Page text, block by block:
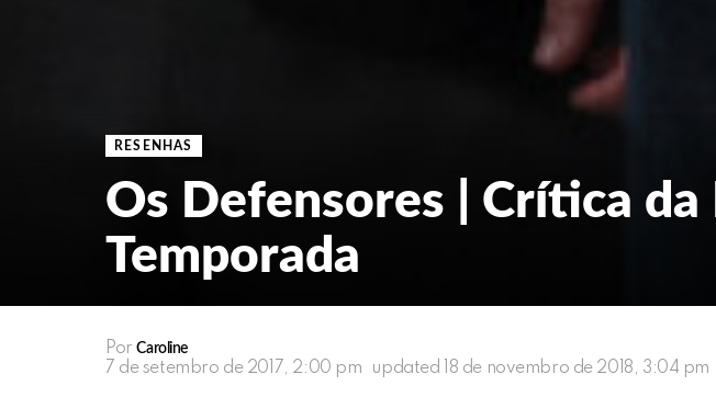
RESENHAS
Os Defensores | Crítica da
Temporada
Por Caroline
7 de setembro de 2017, 2:00 pm updated 18 de novembro de 2018, 3:04 pm